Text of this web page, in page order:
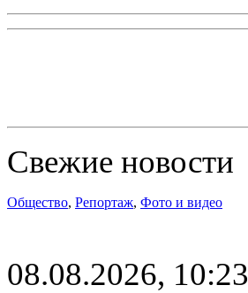
Свежие новости
Общество, Репортаж, Фото и видео
08.08.2026, 10:23